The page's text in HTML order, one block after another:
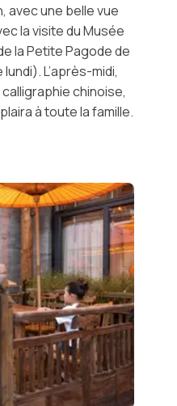
, avec une belle vue
la visite duMusée
laPetite Pagode de
L’après-midi,
chinoise,
à toute la famille.